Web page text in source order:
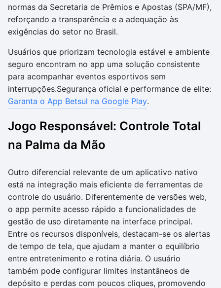
normas da Secretaria de Prêmios e Apostas (SPA/MF),
reforçando a transparência e a adequação às
exigências do setor no Brasil.
Usuários que priorizam tecnologia estável e ambiente
seguro encontram no app uma solução consistente
para acompanhar eventos esportivos sem
interrupções.Segurança oficial e performance de elite:
Garanta o App Betsul na Google Play.
Jogo Responsável: Controle Total
na Palma da Mão
Outro diferencial relevante de um aplicativo nativo
está na integração mais eficiente de ferramentas de
controle do usuário. Diferentemente de versões web,
o app permite acesso rápido a funcionalidades de
gestão de uso diretamente na interface principal.
Entre os recursos disponíveis, destacam-se os alertas
de tempo de tela, que ajudam a manter o equilíbrio
entre entretenimento e rotina diária. O usuário
também pode configurar limites instantâneos de
depósito e perdas com poucos cliques, promovendo